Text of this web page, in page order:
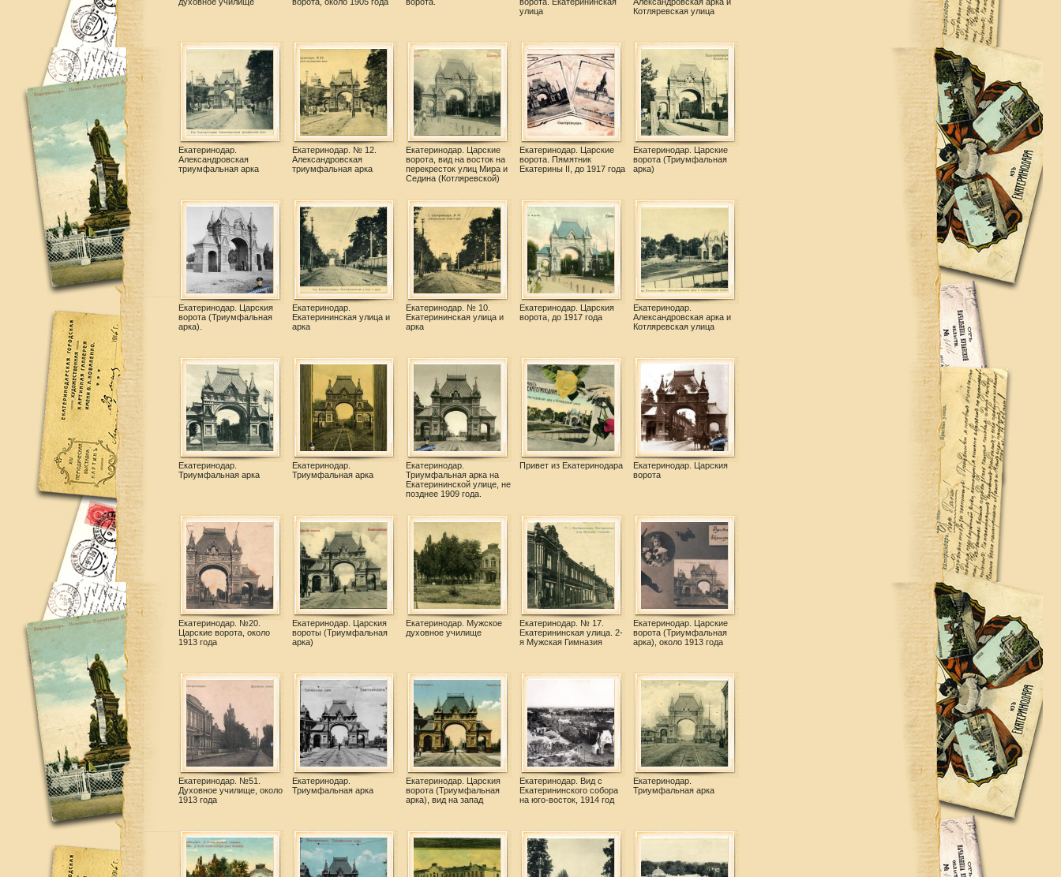
улица
Котляревская улица
Екатеринодар.
Александровская
триумфальная арка
Екатеринодар. № 12.
Александровская
триумфальная арка
Екатеринодар. Царские
ворота, вид на восток на
перекресток улиц Мира и
Седина (Котляревской)
Екатеринодар. Царские
ворота. Пямятник
Екатерины II, до 1917 года
Екатеринодар. Царские
ворота (Триумфальная
арка)
Екатеринодар. Царския
ворота (Триумфальная
арка).
Екатеринодар.
Екатерининская улица и
арка
Екатеринодар. № 10.
Екатерининская улица и
арка
Екатеринодар. Царския
ворота, до 1917 года
Екатеринодар.
Александровская арка и
Котляревская улица
Екатеринодар.
Триумфальная арка
Екатеринодар.
Триумфальная арка
Екатеринодар.
Триумфальная арка на
Екатерининской улице, не
позднее 1909 года.
Привет из Екатеринодара
Екатеринодар. Царския
ворота
Екатеринодар. №20.
Царские ворота, около
1913 года
Екатеринодар. Царския
вороты (Триумфальная
арка)
Екатеринодар. Мужское
духовное училище
Екатеринодар. № 17.
Екатерининская улица. 2-
я Мужская Гимназия
Екатеринодар. Царские
ворота (Триумфальная
арка), около 1913 года
Екатеринодар. №51.
Духовное училище, около
1913 года
Екатеринодар.
Триумфальная арка
Екатеринодар. Царския
ворота (Триумфальная
арка), вид на запад
Екатеринодар. Вид с
Екатерининского собора
на юго-восток, 1914 год
Екатеринодар.
Триумфальная арка